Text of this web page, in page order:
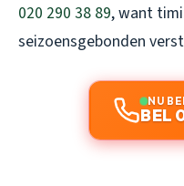
020 290 38 89, want
seizoensgebonden
NU
BEL